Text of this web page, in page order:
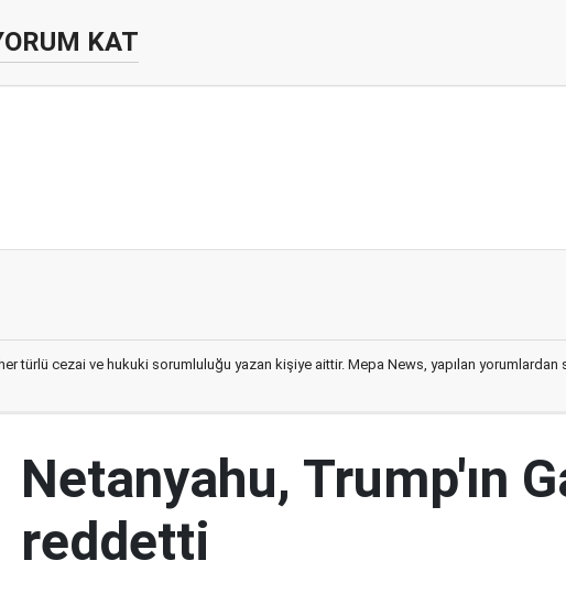
KAT
her türlü cezai ve hukuki sorumluluğu yazan kişiye aittir. Mepa News, yapılan
Netanyahu, Trump'ın
reddetti